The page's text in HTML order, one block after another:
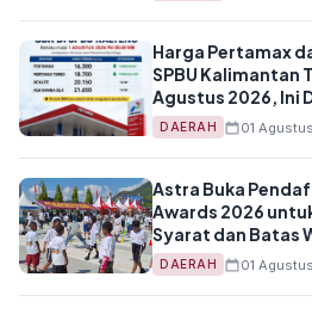
Harga Pertamax
SPBU Kalimantan
Agustus 2026, Ini
DAERAH 01
Astra Buka
Awards 2026
Syarat dan Batas
DAERAH 01